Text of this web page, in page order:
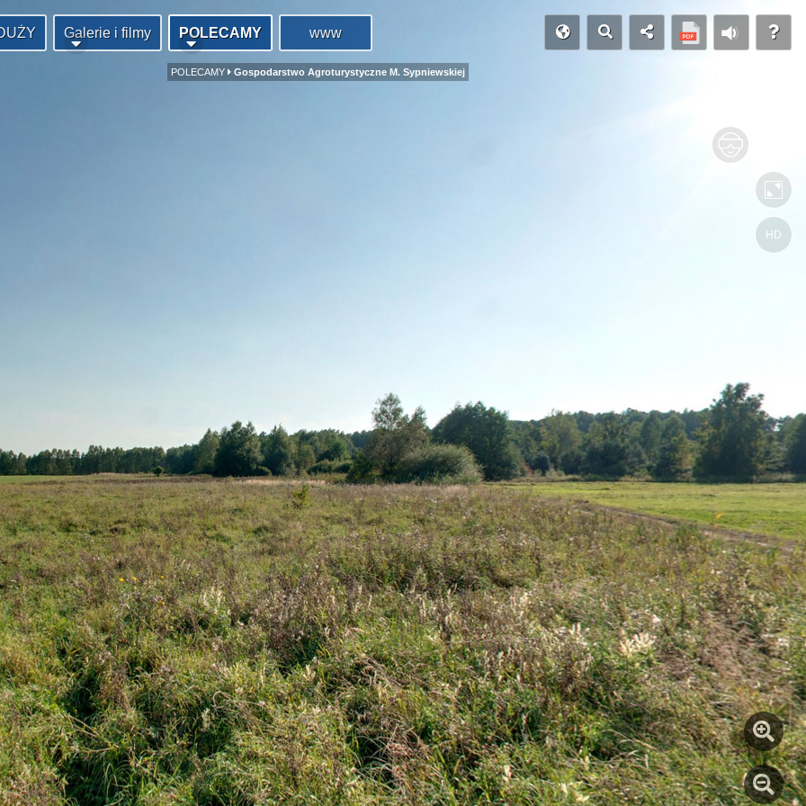
https://rytwiany.wkraj.pl
Mapa serwisu
HD
Galerie i filmy POLECAMY www
POLECAMY Gospodarstwo Agroturystyczne M. Sypniewskiej